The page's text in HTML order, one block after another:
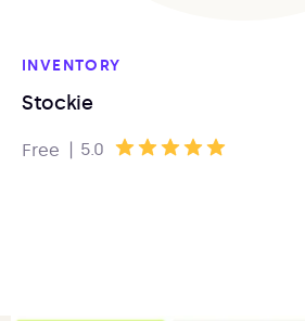
INVENTORY
Stockie
Free | 5.0